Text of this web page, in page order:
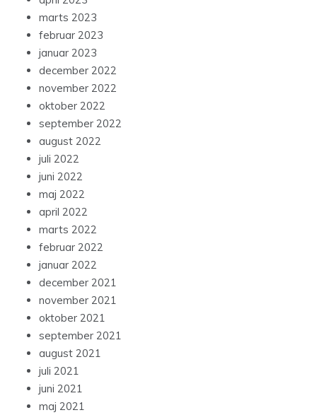
marts 2023
februar 2023
januar 2023
december 2022
november 2022
oktober 2022
september 2022
august 2022
juli 2022
juni 2022
maj 2022
april 2022
marts 2022
februar 2022
januar 2022
december 2021
november 2021
oktober 2021
september 2021
august 2021
juli 2021
juni 2021
maj 2021